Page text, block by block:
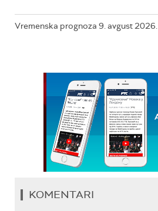
Vremenska prognoza 9. avgust 2026.
KOMENTARI